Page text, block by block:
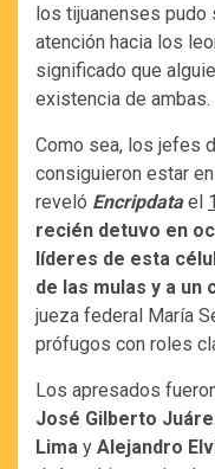
los tijuanenses pudo
atención hacia los
significado que
existencia de ambas.
Como sea, los jefes
consiguieron estar
reveló Encripdatael
recién detuvo en
líderes de esta
de las mulas y a un
jueza federal María
prófugos con roles
Los apresados
José Gilberto
Lima y Alejandro